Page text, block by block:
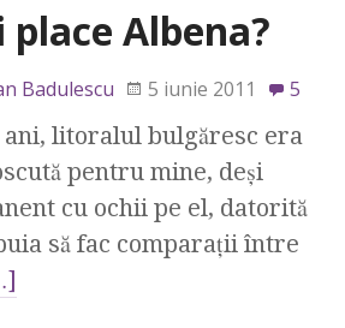
place Albena?
Badulescu 5 iunie 2011 5
ani, litoralul bulgăresc era
pentru mine, deşi
cu ochii pe el, datorită
să fac comparaţii între